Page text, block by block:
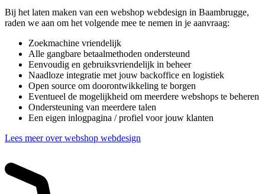
Bij het laten maken van een webshop webdesign in Baambrugge,
raden we aan om het volgende mee te nemen in je aanvraag:
Zoekmachine vriendelijk
Alle gangbare betaalmethoden ondersteund
Eenvoudig en gebruiksvriendelijk in beheer
Naadloze integratie met jouw backoffice en logistiek
Open source om doorontwikkeling te borgen
Eventueel de mogelijkheid om meerdere webshops te beheren
Ondersteuning van meerdere talen
Een eigen inlogpagina / profiel voor jouw klanten
Lees meer over webshop webdesign